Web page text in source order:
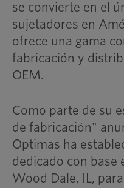
se convierte en el
sujetadores en
ofrece una gama
fabricación y
OEM.
Como parte de su
de fabricación"
Optimas ha
dedicado con base
Wood Dale, IL,